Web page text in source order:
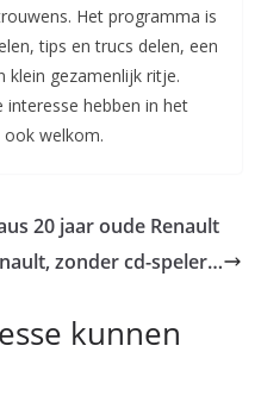
Het programma is
tips en trucs delen, een
gezamenlijk ritje.
hebben in het
welkom.
20 jaar oude Renault
zonder cd-speler…
kunnen